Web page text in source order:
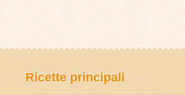
Ricette principali